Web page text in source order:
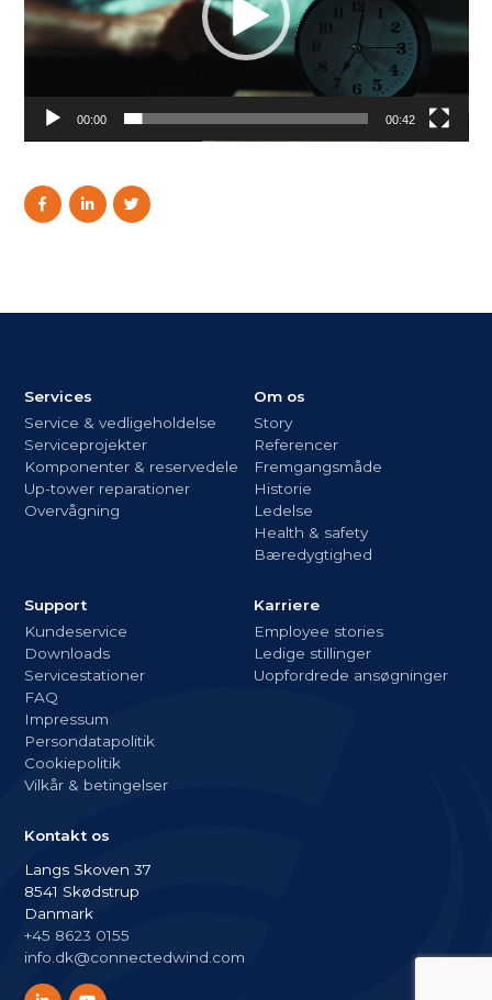
00:00 00:42
Services
Service & vedligeholdelse
Serviceprojekter
Komponenter & reservedele
Up-tower reparationer
Overvågning
Om os
Story
Referencer
Fremgangsmåde
Historie
Ledelse
Health & safety
Bæredygtighed
Support
Kundeservice
Downloads
Servicestationer
FAQ
Impressum
Persondatapolitik
Cookiepolitik
Vilkår & betingelser
Karriere
Employee stories
Ledige stillinger
Uopfordrede ansøgninger
Kontakt os
Langs Skoven 37
8541 Skødstrup
Danmark
+45 8623 0155
info.dk@connectedwind.com